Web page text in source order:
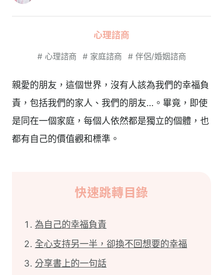
心理諮商
# 心理諮商 # 家庭諮商 # 伴侶/婚姻諮商
親愛的朋友，這個世界，沒有人該為我們的幸福負
責，包括我們的家人、我們的朋友…。畢竟，即使
是同在一個家庭，每個人依然都是獨立的個體，也
都有自己的價值觀和標準。
快速跳轉目錄
為自己的幸福負責
全心支持另一半，卻換不回想要的幸福
分享書上的一句話